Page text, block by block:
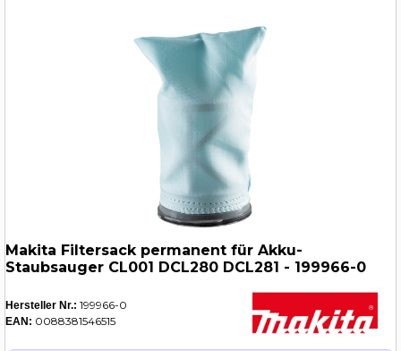
Makita Filtersack permanent für Akku-
Staubsauger CL001 DCL280 DCL281 - 199966-0
Hersteller Nr.: 199966-0
EAN: 0088381546515